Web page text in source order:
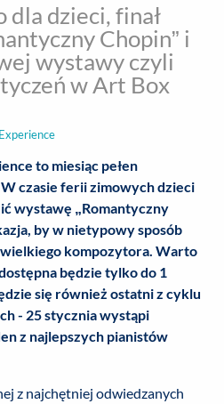
dla dzieci, finał
Chopin” i
wystawy czyli
w Art Box
to miesiąc pełen
czasie ferii zimowych dzieci
wystawę „Romantyczny
by w nietypowy sposób
kompozytora. Warto
będzie tylko do 1
się również ostatni z cyklu
- 25 stycznia wystąpi
z najlepszych pianistów
z najchętniej odwiedzanych